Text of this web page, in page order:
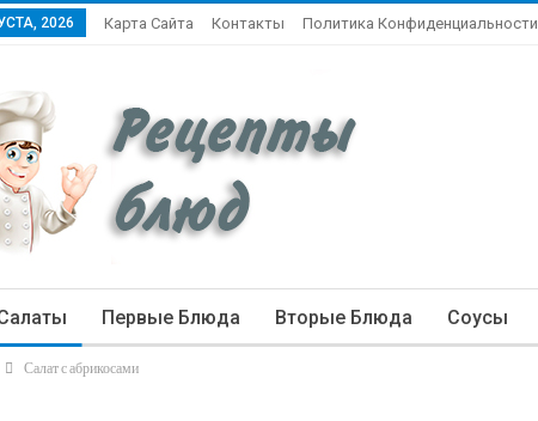
2026 Карта Сайта Контакты Политика Конфиденциальности
Первые Блюда Вторые Блюда Соусы
Салат с абрикосами